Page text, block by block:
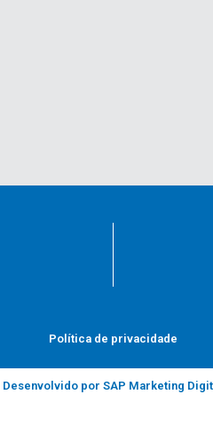
Política de privacidade
Desenvolvido por SAP Marketing